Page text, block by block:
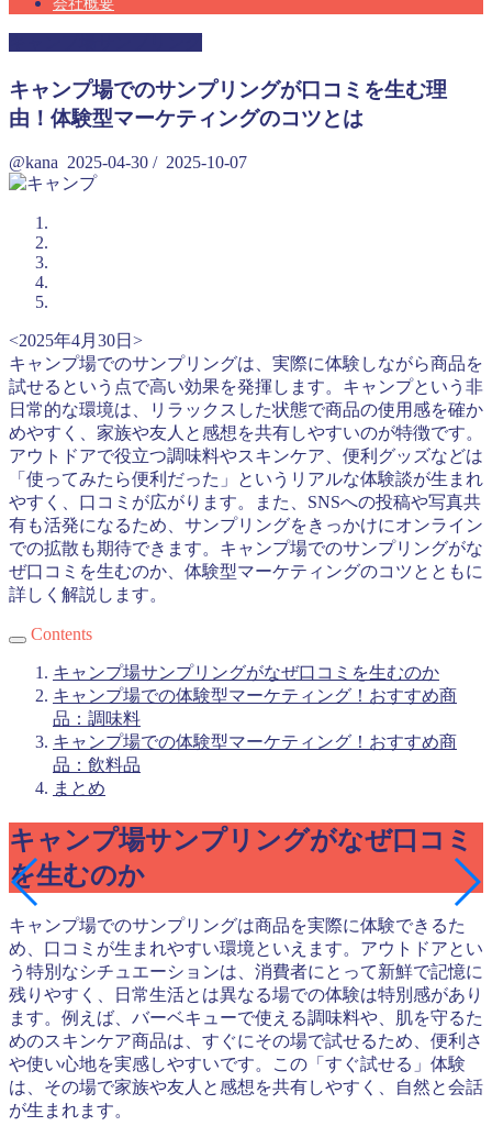
会社概要
キャンプ場でのサンプリングが口コミを生む理
由！体験型マーケティングのコツとは
@kana 2025-04-30 / 2025-10-07
<2025年4月30日>
キャンプ場でのサンプリングは、実際に体験しながら商品を
試せるという点で高い効果を発揮します。キャンプという非
日常的な環境は、リラックスした状態で商品の使用感を確か
めやすく、家族や友人と感想を共有しやすいのが特徴です。
アウトドアで役立つ調味料やスキンケア、便利グッズなどは
「使ってみたら便利だった」というリアルな体験談が生まれ
やすく、口コミが広がります。また、SNSへの投稿や写真共
有も活発になるため、サンプリングをきっかけにオンライン
での拡散も期待できます。キャンプ場でのサンプリングがな
ぜ口コミを生むのか、体験型マーケティングのコツとともに
詳しく解説します。
Contents
キャンプ場サンプリングがなぜ口コミを生むのか
キャンプ場での体験型マーケティング！おすすめ商
品：調味料
キャンプ場での体験型マーケティング！おすすめ商
品：飲料品
まとめ
キャンプ場サンプリングがなぜ口コミ
を生むのか
キャンプ場でのサンプリングは商品を実際に体験できるた
め、口コミが生まれやすい環境といえます。アウトドアとい
う特別なシチュエーションは、消費者にとって新鮮で記憶に
残りやすく、日常生活とは異なる場での体験は特別感があり
ます。例えば、バーベキューで使える調味料や、肌を守るた
めのスキンケア商品は、すぐにその場で試せるため、便利さ
や使い心地を実感しやすいです。この「すぐ試せる」体験
は、その場で家族や友人と感想を共有しやすく、自然と会話
が生まれます。